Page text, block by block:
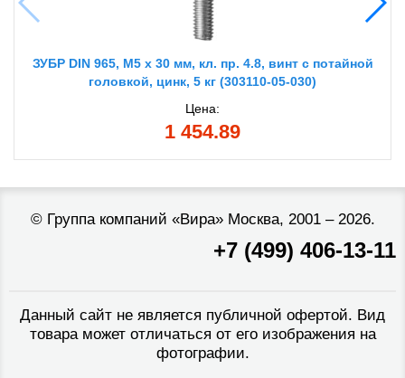
ЗУБР DIN 965, M5 x 30 мм, кл. пр. 4.8, винт с потайной
головкой, цинк, 5 кг (303110-05-030)
Цена:
1 454.89
© Группа компаний «Вира»Москва, 2001 – 2026.
+7 (499) 406-13-11
Данный сайт не является публичной офертой. Вид
товара может отличаться от его изображения на
фотографии.